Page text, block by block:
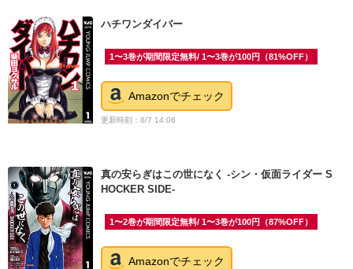
ハチワンダイバー
1〜3巻が期間限定無料/ 1〜3巻が100円（81%OFF）
Amazonでチェック
更新時刻：8/7 14:06
真の安らぎはこの世になく -シン・仮面ライダー S
HOCKER SIDE-
1〜2巻が期間限定無料/ 1〜3巻が100円（87%OFF）
Amazonでチェック